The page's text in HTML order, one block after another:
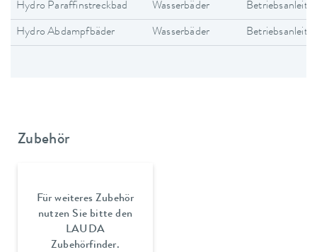
Hydro Paraffinstreckbad Wasserbäder
Hydro Abdampfbäder Wasserbäder
Zubehör
Für weiteres Zubehör
nutzen Sie bitte den
LAUDA
Zubehörfinder.